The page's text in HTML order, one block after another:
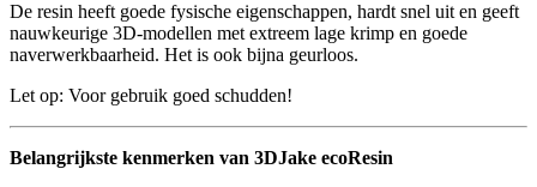
De resin heeft goede fysische eigenschappen, hardt snel uit en geeft
nauwkeurige 3D-modellen met extreem lage krimp en goede
naverwerkbaarheid. Het is ook bijna geurloos.
Let op: Voor gebruik goed schudden!
Belangrijkste kenmerken van 3DJake ecoResin